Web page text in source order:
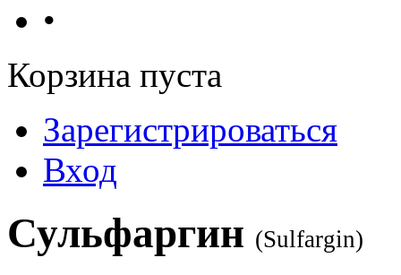
•
Корзина пуста
Зарегистрироваться
Вход
Сульфаргин (Sulfargin)